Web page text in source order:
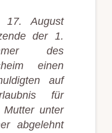
17. August
der 1.
des
einen
auf
für
Mutter unter
abgelehnt